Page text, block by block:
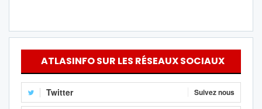
ATLASINFO SUR LES RÉSEAUX SOCIAUX
Twitter Suivez nous